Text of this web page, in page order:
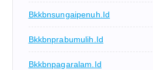
Bkkbnsungaipenuh.id
Bkkbnprabumulih.id
Bkkbnpagaralam.id